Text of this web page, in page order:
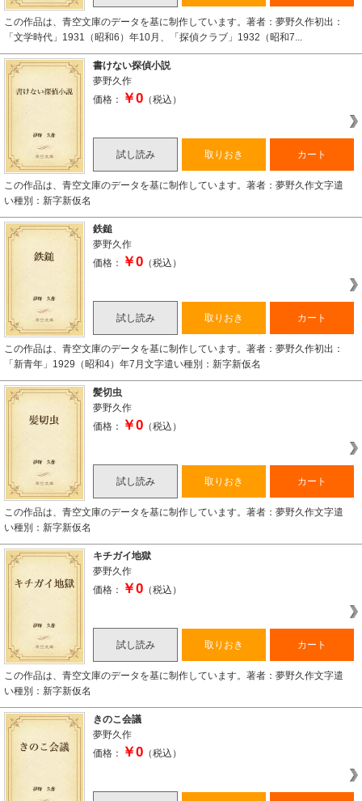
この作品は、青空文庫のデータを基に制作しています。著者：夢野久作初出：
「文学時代」1931（昭和6）年10月、「探偵クラブ」1932（昭和7...
書けない探偵小説
夢野久作
価格：
￥0 （税込）
試し読み 取りおき カート
この作品は、青空文庫のデータを基に制作しています。著者：夢野久作文字遣
い種別：新字新仮名
鉄鎚
夢野久作
価格：
￥0 （税込）
試し読み 取りおき カート
この作品は、青空文庫のデータを基に制作しています。著者：夢野久作初出：
「新青年」1929（昭和4）年7月文字遣い種別：新字新仮名
髪切虫
夢野久作
価格：
￥0 （税込）
試し読み 取りおき カート
この作品は、青空文庫のデータを基に制作しています。著者：夢野久作文字遣
い種別：新字新仮名
キチガイ地獄
夢野久作
価格：
￥0 （税込）
試し読み 取りおき カート
この作品は、青空文庫のデータを基に制作しています。著者：夢野久作文字遣
い種別：新字新仮名
きのこ会議
夢野久作
価格：
￥0 （税込）